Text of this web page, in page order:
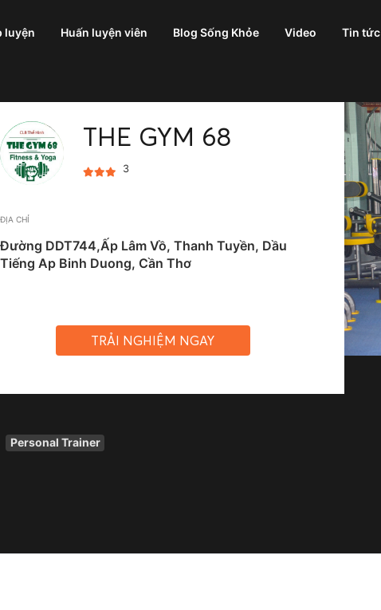
luyện Huấn luyện viên Blog Sống Khỏe Video Tin tức
THE GYM 68
3
ĐỊA CHỈ
Đường DDT744,ấp Lâm Vồ, Thanh Tuyền, Dầu
Tiếng Ap Binh Duong, Cần Thơ
TRẢI NGHIỆM NGAY
Personal Trainer